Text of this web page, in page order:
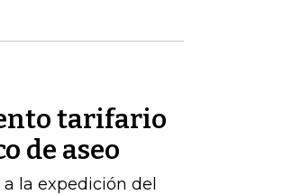
tarifario
de aseo
la expedición del